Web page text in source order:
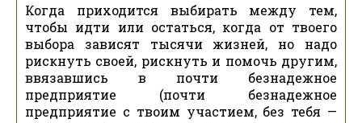
Когда приходится выбирать между тем,
чтобы идти или остаться, когда от твоего
выбора зависят тысячи жизней, но надо
рискнуть своей, рискнуть и помочь другим,
ввязавшись в почти безнадежное
предприятие (почти безнадежное
предприятие с твоим участием, без тебя —